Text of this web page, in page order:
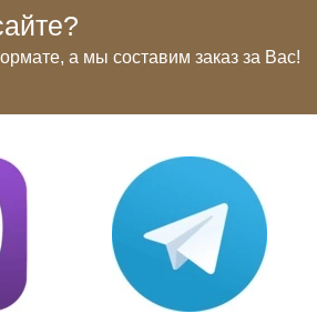
а мы составим заказ за Вас!